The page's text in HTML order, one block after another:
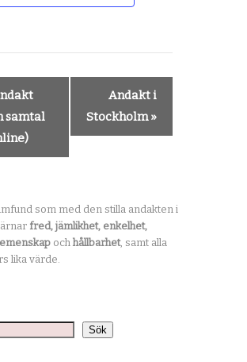
samtal
Andakt i
Stockholm»
som med den stilla andakten i
fred, jämlikhet, enkelhet,
och hållbarhet, samt alla
lika värde.
Sök